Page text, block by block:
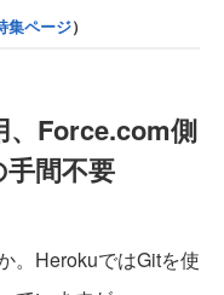
集ページ）
、Force.com側
間不要
HerokuではGitを使